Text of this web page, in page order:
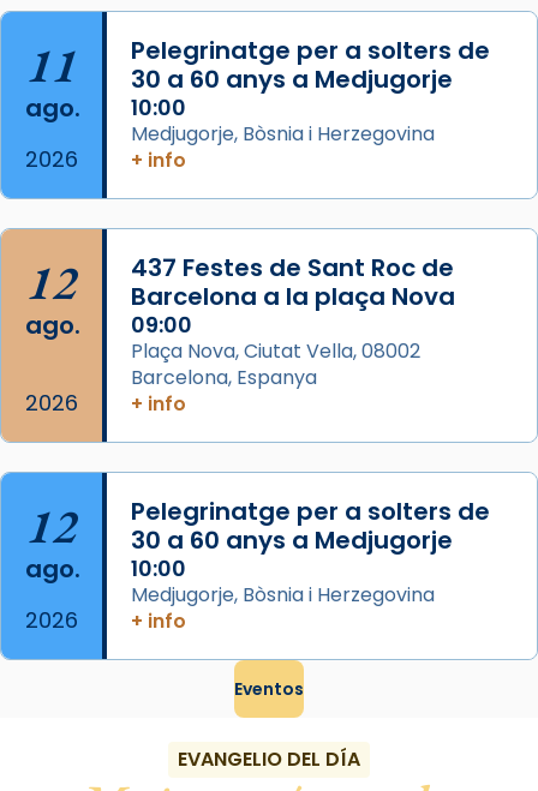
Herodes Agripa (vers l'any 44).
Patró de Galícia, després de les invasions
musulmanes fou venerat com a patró dels
Regnes castellans i més tard de tota
Espanya.
View on Facebook · Share
11
ago.
2026
Pelegrinatge per a solters de
30 a 60 anys a Medjugorje
10:00
Medjugorje, Bòsnia i Herzegovina
+ info
12
ago.
2026
437 Festes de Sant Roc de
Barcelona a la plaça Nova
09:00
Plaça Nova, Ciutat Vella, 08002
Barcelona, Espanya
+ info
12
ago.
2026
Pelegrinatge per a solters de
30 a 60 anys a Medjugorje
10:00
Medjugorje, Bòsnia i Herzegovina
+ info
Eventos
EVANGELIO DEL DÍA